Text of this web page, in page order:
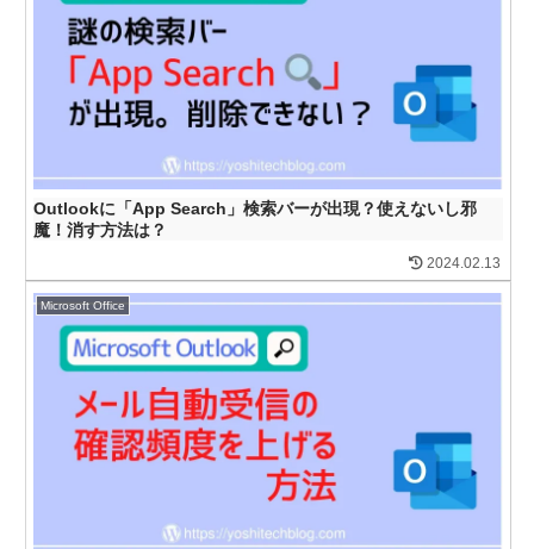
Outlookに「App Search」検索バーが出現？使えないし邪
魔！消す方法は？
2024.02.13
Microsoft Office